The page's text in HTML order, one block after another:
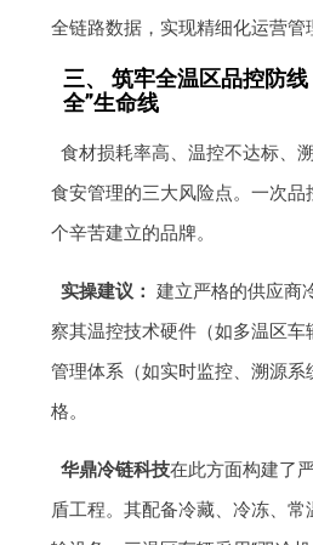
全链路数据，实现精细化运营管
三、 筑牢全温区品控防
全”生命线
食材损耗率高、温控不达标、
食安管理的三大风险点。一次品
个辛苦建立的品牌。
实操建议： 建立严格的供应商
察其温控技术硬件（如多温区
管理体系（如实时监控、溯源系
格。
华鼎冷链科技在此方面构建了
盾工程。其配备冷藏、冷冻、